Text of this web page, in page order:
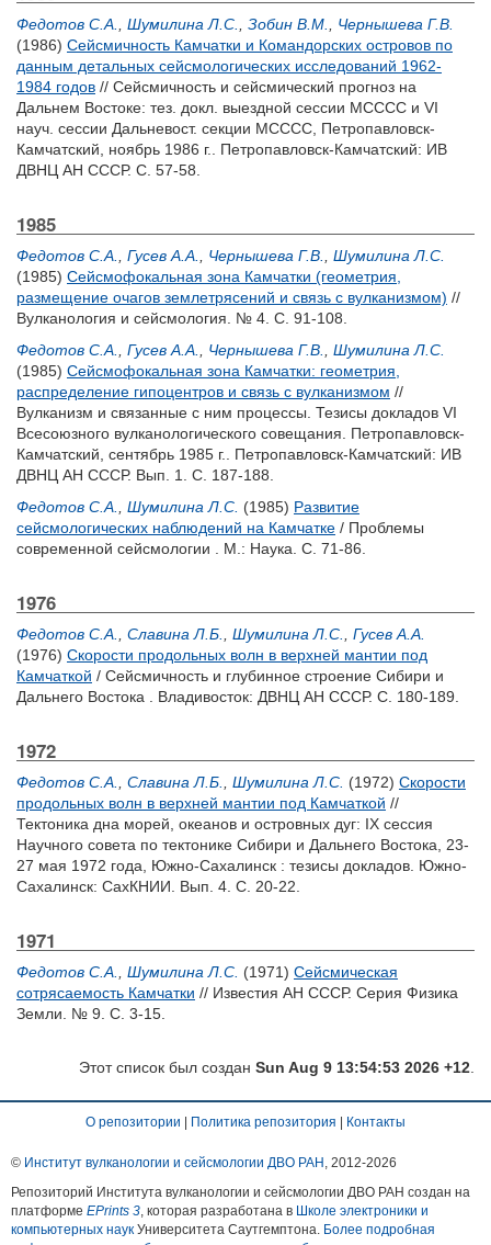
Федотов С.А. Шумилина Л.С. Зобин В.М.
Чернышева Г.В.
(1986) Сейсмичность Камчатки и Командорских островов по
данным детальных сейсмологических исследований 1962-
1984 годов // Сейсмичность и сейсмический прогноз на
Дальнем Востоке: тез. докл. выездной сессии МСССС и VI
науч. сессии Дальневост. секции МСССС, Петропавловск-
Камчатский, ноябрь 1986 г.. Петропавловск-Камчатский: ИВ
ДВНЦ АН СССР. С. 57-58.
1985
Федотов С.А. Гусев А.А. Чернышева Г.В.
Шумилина Л.С.
(1985) Сейсмофокальная зона Камчатки (геометрия,
размещение очагов землетрясений и связь с вулканизмом) //
Вулканология и сейсмология. № 4. С. 91-108.
Федотов С.А.
Гусев А.А. Чернышева Г.В.
Шумилина Л.С.
(1985) Сейсмофокальная зона Камчатки: геометрия,
распределение гипоцентров и связь с вулканизмом //
Вулканизм и связанные с ним процессы. Тезисы докладов VI
Всесоюзного вулканологического совещания. Петропавловск-
Камчатский, сентябрь 1985 г.. Петропавловск-Камчатский: ИВ
ДВНЦ АН СССР. Вып. 1. С. 187-188.
Федотов С.А.
Шумилина Л.С. (1985) Развитие
сейсмологических наблюдений на Камчатке / Проблемы
современной сейсмологии . М.: Наука. С. 71-86.
1976
Федотов С.А. Славина Л.Б. Шумилина Л.С.
Гусев А.А.
(1976) Скорости продольных волн в верхней мантии под
Камчаткой / Сейсмичность и глубинное строение Сибири и
Дальнего Востока . Владивосток: ДВНЦ АН СССР. С. 180-189.
1972
Федотов С.А. Славина Л.Б. Шумилина Л.С. (1972) Скорости
продольных волн в верхней мантии под Камчаткой //
Тектоника дна морей, океанов и островных дуг: IX сессия
Научного совета по тектонике Сибири и Дальнего Востока, 23-
27 мая 1972 года, Южно-Сахалинск : тезисы докладов. Южно-
Сахалинск: СахКНИИ. Вып. 4. С. 20-22.
1971
Федотов С.А. Шумилина Л.С. (1971) Сейсмическая
сотрясаемость Камчатки // Известия АН СССР. Серия Физика
Земли. № 9. С. 3-15.
Этот список был создан Sun Aug 9 13:54:53 2026 +12
О репозитории Политика репозитория Контакты
© Институт вулканологии и сейсмологии ДВО РАН , 2012-2026
Репозиторий Института вулканологии и сейсмологии ДВО РАН создан на
платформе EPrints 3, которая разработана в Школе электроники и
компьютерных наук Университета Саутгемптона. Более подробная